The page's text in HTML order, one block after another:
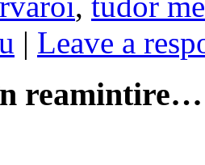
| Leave a
reamintire…